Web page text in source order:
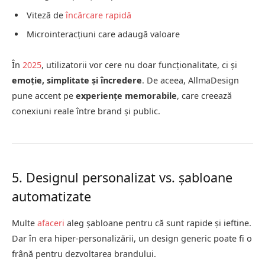
Viteză deîncărcare rapidă
Microinteracțiuni care adaugă valoare
În 2025 , utilizatorii vor cere nu doar funcționalitate, ci și
emoție, simplitate și încredere . De aceea, AllmaDesign
pune accent pe experiențe memorabile , care creează
conexiuni reale între brand și public.
5. Designul personalizat vs. șabloane
automatizate
Multe afaceri aleg șabloane pentru că sunt rapide și ieftine.
Dar în era hiper-personalizării, un design generic poate fi o
frână pentru dezvoltarea brandului.